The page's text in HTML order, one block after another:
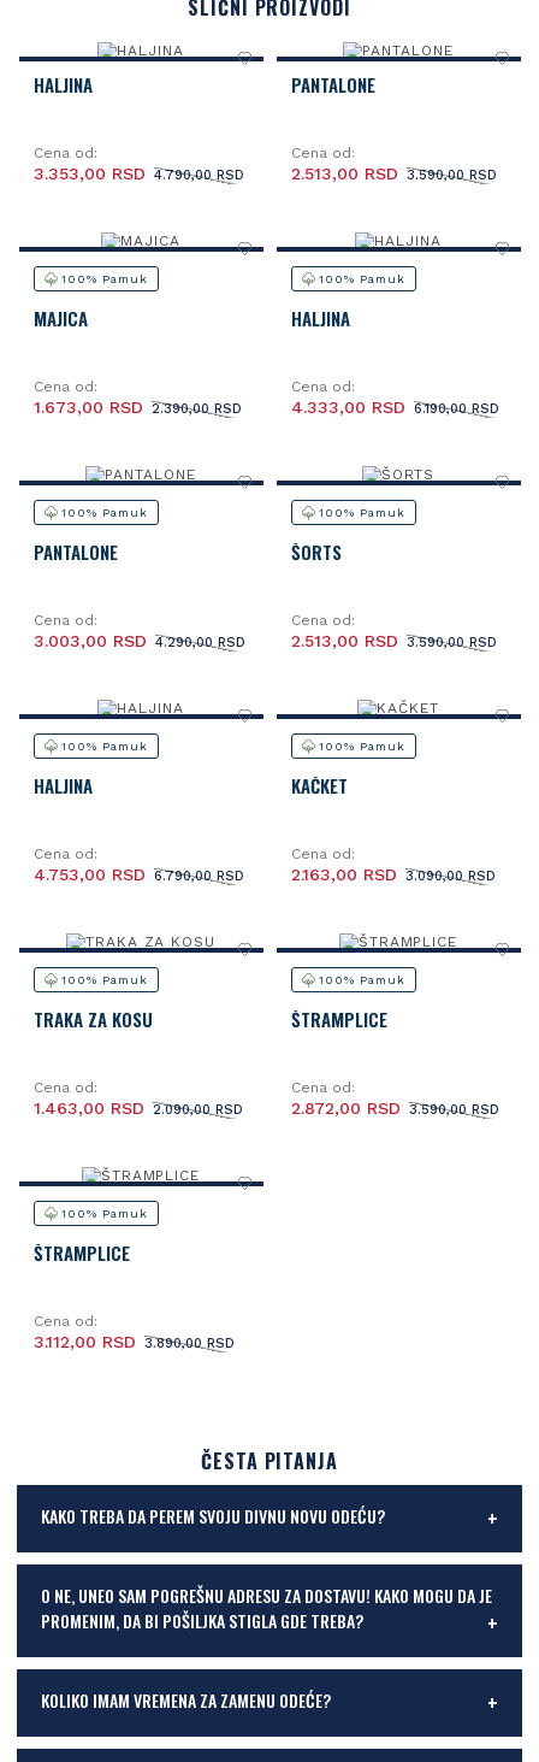
SLIČNI PROIZVODI
HALJINA
Cena od:
4.790,00 RSD
3.353,00 RSD
PANTALONE
Cena od:
3.590,00 RSD
2.513,00 RSD
100% Pamuk
MAJICA
Cena od:
2.390,00 RSD
1.673,00 RSD
100% Pamuk
HALJINA
Cena od:
6.190,00 RSD
4.333,00 RSD
100% Pamuk
PANTALONE
Cena od:
4.290,00 RSD
3.003,00 RSD
100% Pamuk
ŠORTS
Cena od:
3.590,00 RSD
2.513,00 RSD
100% Pamuk
HALJINA
Cena od:
6.790,00 RSD
4.753,00 RSD
100% Pamuk
KAČKET
Cena od:
3.090,00 RSD
2.163,00 RSD
100% Pamuk
TRAKA ZA KOSU
Cena od:
2.090,00 RSD
1.463,00 RSD
100% Pamuk
ŠTRAMPLICE
Cena od:
3.590,00 RSD
2.872,00 RSD
100% Pamuk
ŠTRAMPLICE
Cena od:
3.890,00 RSD
3.112,00 RSD
ČESTA PITANJA
KAKO TREBA DA PEREM SVOJU DIVNU NOVU ODEĆU?
O NE, UNEO SAM POGREŠNU ADRESU ZA DOSTAVU! KAKO MOGU DA JE
PROMENIM, DA BI POŠILJKA STIGLA GDE TREBA?
KOLIKO IMAM VREMENA ZA ZAMENU ODEĆE?